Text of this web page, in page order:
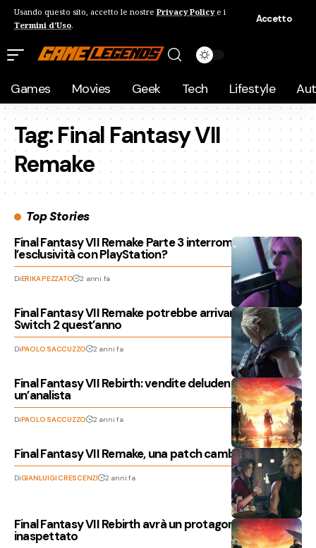
Usando questo sito, accetto le nostre Privacy Policye i
Termini d'Uso.
Accetto
Games Movies Geek Tech Lifestyle
Tag:Final Fantasy VII
Remake
Top Stories
Final Fantasy VII Remake Parte 3 interromperà
l’esclusività con PlayStation?
DiERIKA PEZZATO 2 anni fa
Final Fantasy VII Remake potrebbe arrivare su Xbox e
Switch 2 quest’anno
DiPAOLO SACCUZZO 2 anni fa
Final Fantasy VII Rebirth: vendite deludenti, secondo
un’analista
DiPAOLO SACCUZZO 2 anni fa
Final Fantasy VII Remake, una patch cambia un dialogo
DiGIANLUIGI CRESCENZI 2 anni fa
Final Fantasy VII Rebirth avrà un protagonista
inaspettato